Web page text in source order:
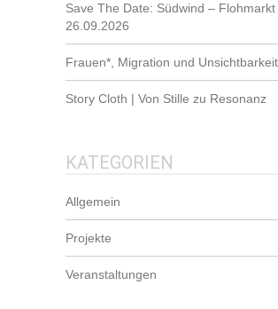
Save The Date: Südwind – Flohmarkt
26.09.2026
Frauen*, Migration und Unsichtbarkeit
Story Cloth | Von Stille zu Resonanz
KATEGORIEN
Allgemein
Projekte
Veranstaltungen